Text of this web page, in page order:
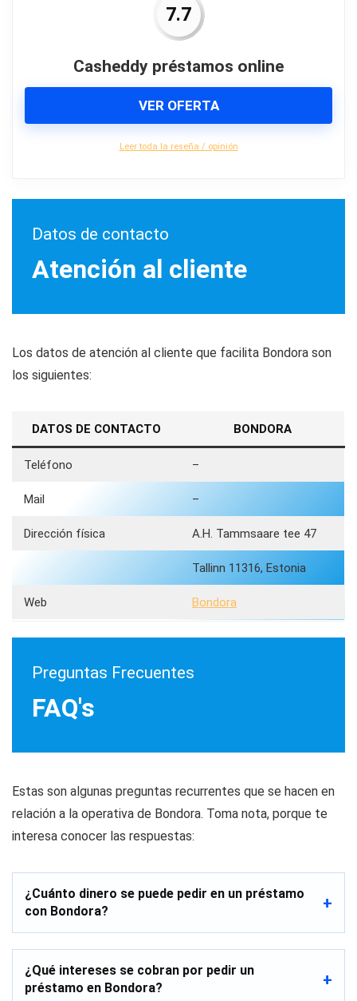
7.7
Casheddy préstamos online
VER OFERTA
Leer toda la reseña / opinión
Datos de contacto
Atención al cliente
Los datos de atención al cliente que facilita Bondora son
los siguientes:
DATOS DE CONTACTO BONDORA
Teléfono –
Mail –
Dirección física A.H. Tammsaare tee 47
Tallinn 11316, Estonia
Web Bondora
Preguntas Frecuentes
FAQ's
Estas son algunas preguntas recurrentes que se hacen en
relación a la operativa de Bondora. Toma nota, porque te
interesa conocer las respuestas:
¿Cuánto dinero se puede pedir en un préstamo
con Bondora?
¿Qué intereses se cobran por pedir un
préstamo en Bondora?